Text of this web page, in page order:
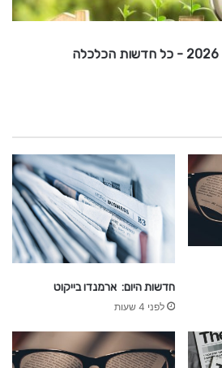
חדשות היום: ארמנדו בייקוט
לפני 4 שעות